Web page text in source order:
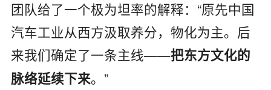
团队给了一个极为坦率的解释：“原先中国
汽车工业从西方汲取养分，物化为主。后
来我们确定了一条主线——把东方文化的
脉络延续下来。”